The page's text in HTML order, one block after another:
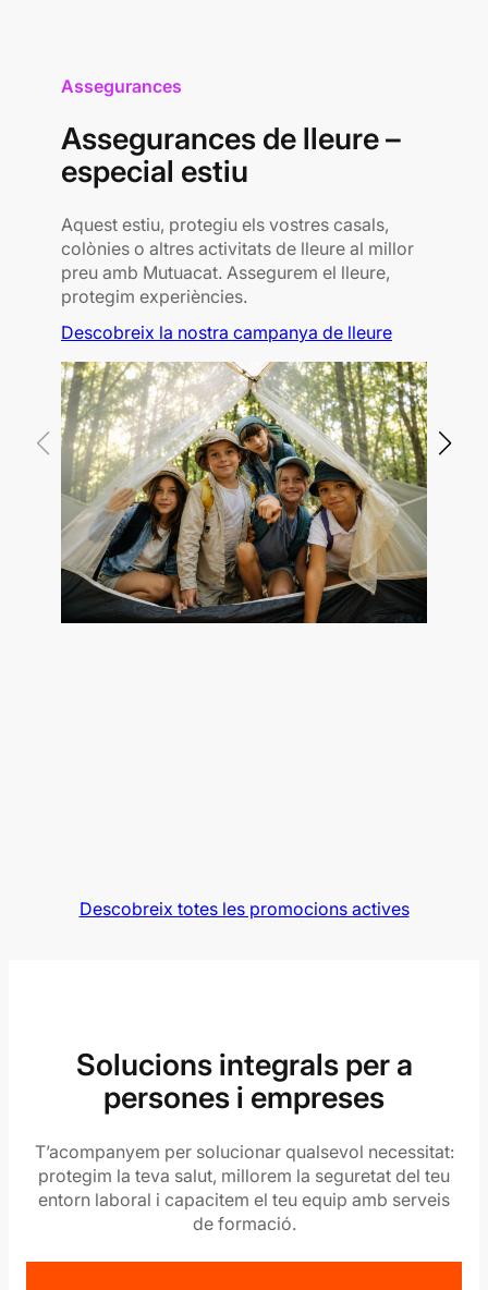
Assegurances
Assegurances de lleure –
especial estiu
Aquest estiu, protegiu els vostres casals,
colònies o altres activitats de lleure al millor
preu amb Mutuacat. Assegurem el lleure,
protegim experiències.
Descobreix la nostra campanya de lleure
Descobreix totes les promocions actives
Solucions integrals per a
persones i empreses
T’acompanyem per solucionar qualsevol necessitat:
protegim la teva salut, millorem la seguretat del teu
entorn laboral i capacitem el teu equip amb serveis
de formació.